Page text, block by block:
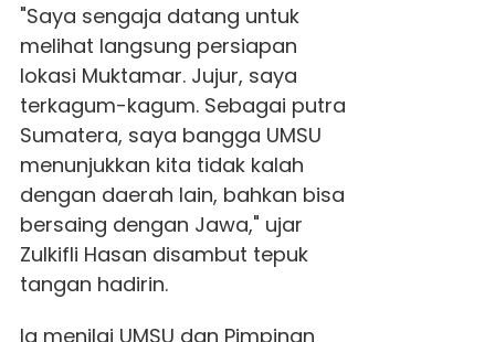
"Saya sengaja datang untuk
melihat langsung persiapan
lokasi Muktamar. Jujur, saya
terkagum-kagum. Sebagai putra
Sumatera, saya bangga UMSU
menunjukkan kita tidak kalah
dengan daerah lain, bahkan bisa
bersaing dengan Jawa," ujar
Zulkifli Hasan disambut tepuk
tangan hadirin.
Ia menilai UMSU dan Pimpinan